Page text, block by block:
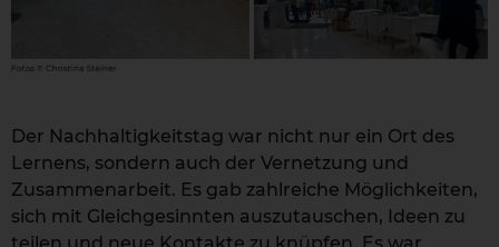
Der Nachhaltigkeitstag war nicht nur ein Ort des
Lernens, sondern auch der Vernetzung und
Zusammenarbeit. Es gab zahlreiche Möglichkeiten,
sich mit Gleichgesinnten auszutauschen, Ideen zu